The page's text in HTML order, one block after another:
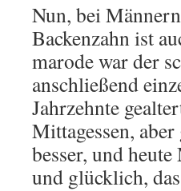
Nun, bei
Backenzahn ist
marode war der
anschließend
Jahrzehnte
Mittagessen,
besser, und
und glücklich,